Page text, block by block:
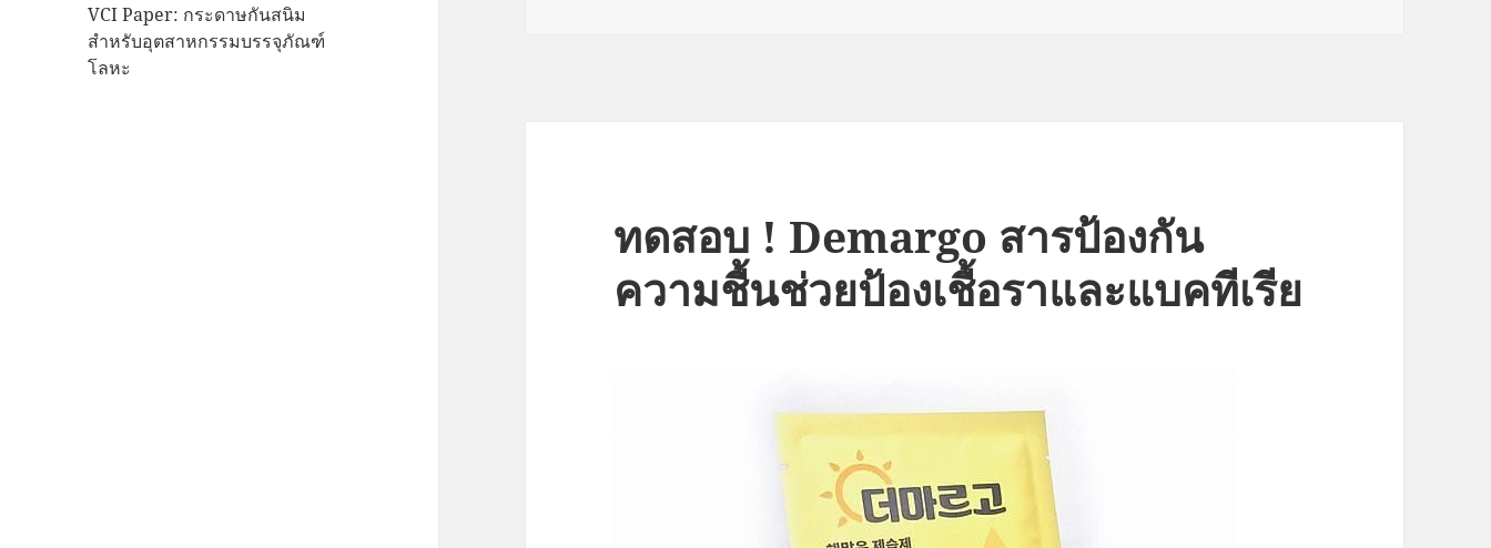
VCI Paper: กระดาษกันสนิม
สำหรับอุตสาหกรรมบรรจุภัณฑ์
โลหะ
ทดสอบ ! Demargo สารป้องกัน
ความชื้นช่วยป้องเชื้อราและแบคทีเรีย